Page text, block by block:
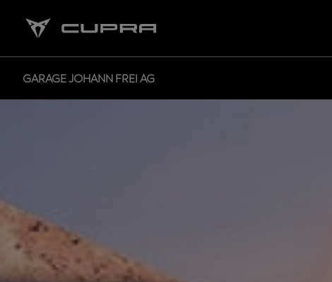
GARAGE JOHANN FREI AG